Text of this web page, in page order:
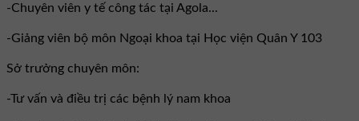
-Chuyên viên y tế công tác tại Agola...
-Giảng viên bộ môn Ngoại khoa tại Học viện Quân Y 103
Sở trưởng chuyên môn:
-Tư vấn và điều trị các bệnh lý nam khoa